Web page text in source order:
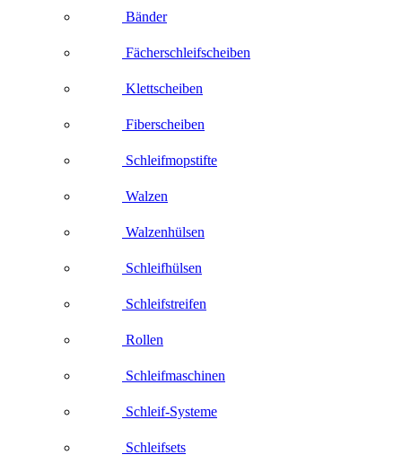
Bänder
Fächerschleifscheiben
Klettscheiben
Fiberscheiben
Schleifmopstifte
Walzen
Walzenhülsen
Schleifhülsen
Schleifstreifen
Rollen
Schleifmaschinen
Schleif-Systeme
Schleifsets